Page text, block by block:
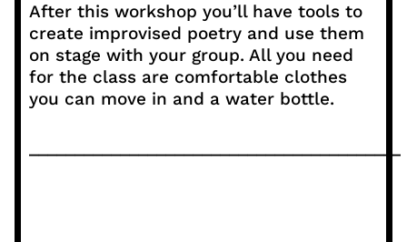
After this workshop you’ll have tools to
create improvised poetry and use them
on stage with your group. All you need
for the class are comfortable clothes
you can move in and a water bottle.